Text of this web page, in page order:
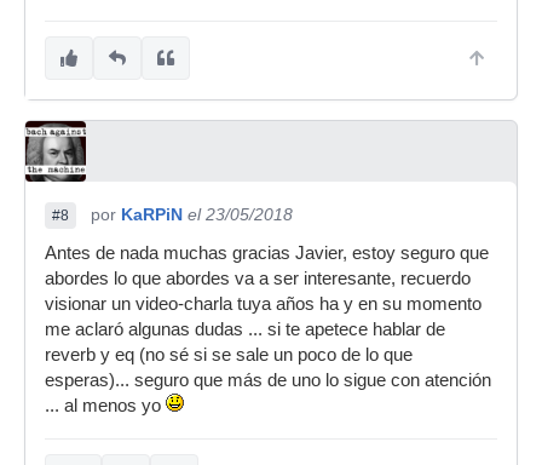
#8 por KaRPiN el 23/05/2018
Antes de nada muchas gracias Javier, estoy seguro que
abordes lo que abordes va a ser interesante, recuerdo
visionar un video-charla tuya años ha y en su momento
me aclaró algunas dudas ... si te apetece hablar de
reverb y eq (no sé si se sale un poco de lo que
esperas)... seguro que más de uno lo sigue con atención
... al menos yo